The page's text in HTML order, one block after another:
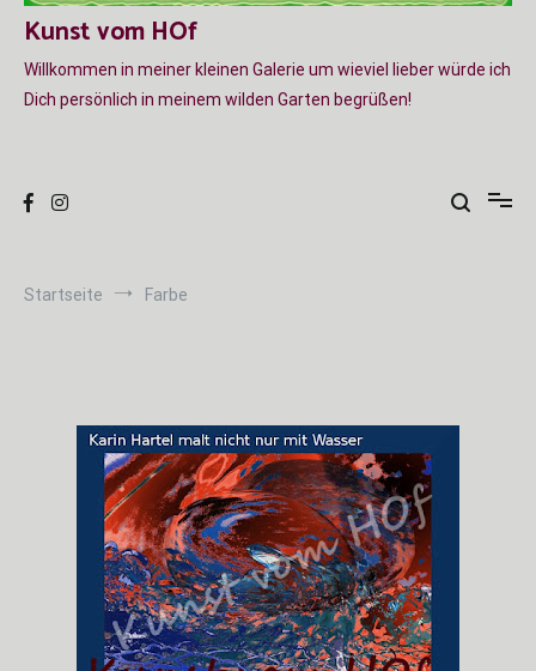
Kunst vom HOf
Willkommen in meiner kleinen Galerie um wieviel lieber würde ich
Dich persönlich in meinem wilden Garten begrüßen!
Startseite Farbe